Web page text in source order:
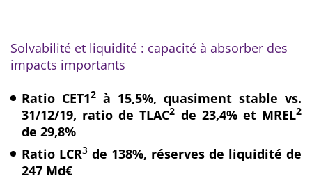
Solvabilité et liquidité : capacité à absorber des
impacts importants
Ratio CET12 à 15,5%, quasiment stable vs.
31/12/19, ratio de TLAC2 de 23,4% et MREL2
de 29,8%
Ratio LCR3 de 138%, réserves de liquidité de
247 Md€